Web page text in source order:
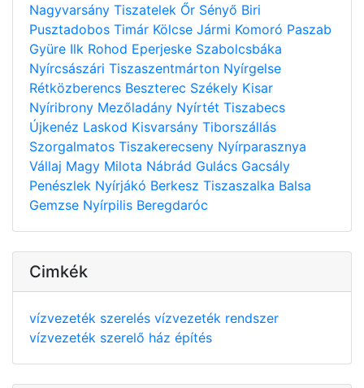
Nagyvarsány Tiszatelek Őr Sényő Biri
Pusztadobos Timár Kölcse Jármi Komoró Paszab
Gyüre Ilk Rohod Eperjeske Szabolcsbáka
Nyírcsászári Tiszaszentmárton Nyírgelse
Rétközberencs Beszterec Székely Kisar
Nyíribrony Mezőladány Nyírtét Tiszabecs
Újkenéz Laskod Kisvarsány Tiborszállás
Szorgalmatos Tiszakerecseny Nyírparasznya
Vállaj Magy Milota Nábrád Gulács Gacsály
Penészlek Nyírjákó Berkesz Tiszaszalka Balsa
Gemzse Nyírpilis Beregdaróc
Cimkék
vízvezeték szerelés vízvezeték rendszer
vízvezeték szerelő ház építés